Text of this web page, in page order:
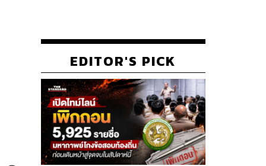
EDITOR'S PICK